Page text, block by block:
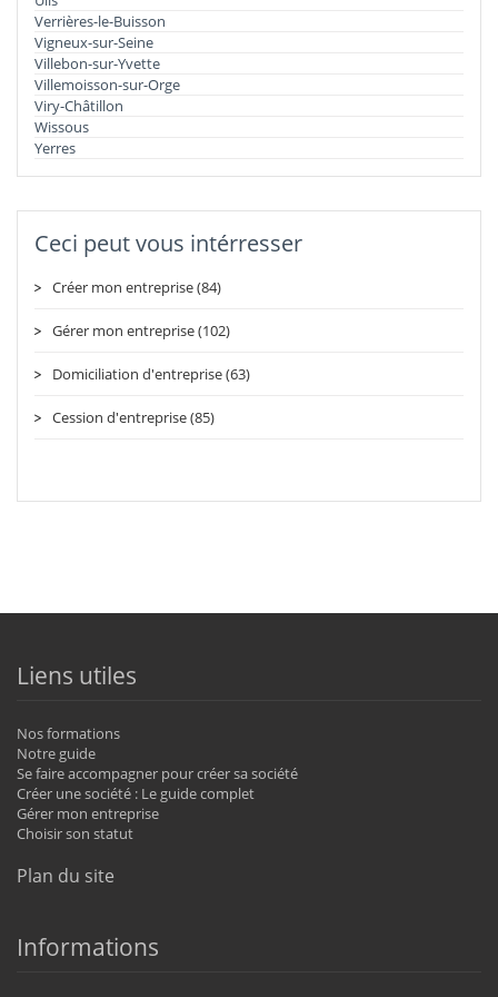
Verrières-le-Buisson
Vigneux-sur-Seine
Villebon-sur-Yvette
Villemoisson-sur-Orge
Viry-Châtillon
Wissous
Yerres
Ceci peut vous intérresser
Créer mon entreprise (84)
Gérer mon entreprise (102)
Domiciliation d'entreprise (63)
Cession d'entreprise (85)
Liens utiles
Nos formations
Notre guide
Se faire accompagner pour créer sa société
Créer une société : Le guide complet
Gérer mon entreprise
Choisir son statut
Plan du site
Informations